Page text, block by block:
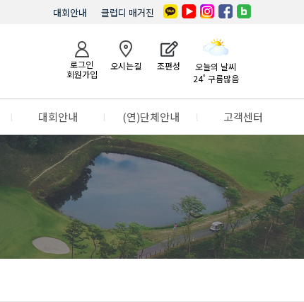
클럽디 매거진
대회안내
로그인
회원가입
오시는길 조편성
오늘의 날씨
24˚ 구름많음
대회안내 (연)단체안내 고객센터